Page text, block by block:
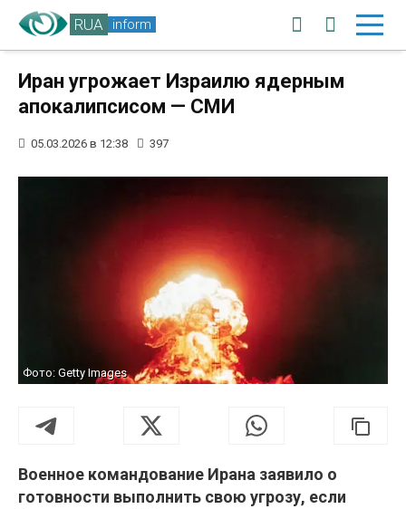
RUA inform
Иран угрожает Израилю ядерным
апокалипсисом — СМИ
05.03.2026 в 12:38 397
Фото: Getty Images
Военное командование Ирана заявило о
готовности выполнить свою угрозу, если